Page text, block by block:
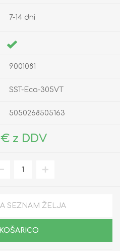
7-14 dni
9001081
SST-Eca-305VT
5050268505163
€ z DDV
SEZNAM ŽELJA